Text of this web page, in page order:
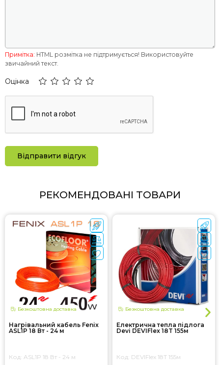
Примітка: HTML розмітка не підтримується! Використовуйте
звичайний текст.
Оцінка
Відправити відгук
РЕКОМЕНДОВАНІ ТОВАРИ
Безкоштовна доставка
Нагрівальний кабель Fenix
ASL1P 18 Вт - 24 м
Код: ASL1P 18 Вт - 24 м
Безкоштовна доставка
Електрична тепла підлога
Devi DEVIFlex 18T 155м
Код: DEVIFlex 18T 155м